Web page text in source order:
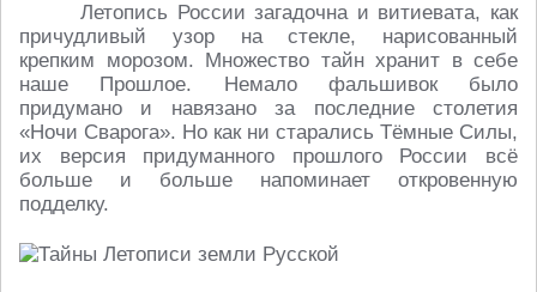
Летопись России загадочна и витиевата, как
причудливый узор на стекле, нарисованный
крепким морозом. Множество тайн хранит в себе
наше Прошлое. Немало фальшивок было
придумано и навязано за последние столетия
«Ночи Сварога». Но как ни старались Тёмные Силы,
их версия придуманного прошлого России всё
больше и больше напоминает откровенную
подделку.